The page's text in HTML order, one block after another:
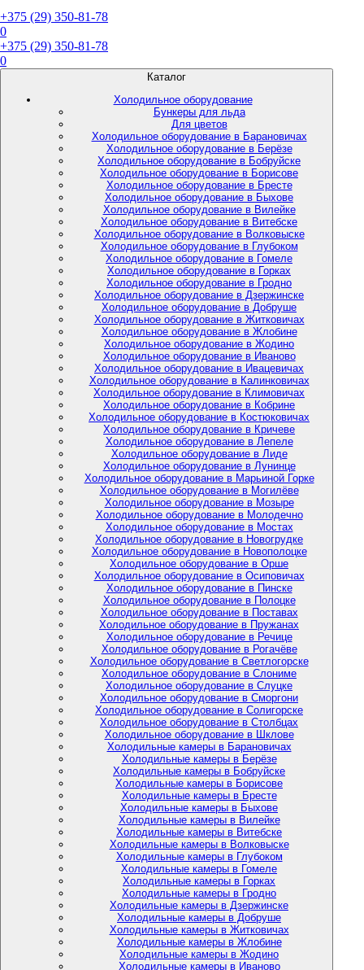
+375 (29) 350-81-78
0
+375 (29) 350-81-78
0
Каталог
Холодильное оборудование
Бункеры для льда
Для цветов
Холодильное оборудование в Барановичах
Холодильное оборудование в Берёзе
Холодильное оборудование в Бобруйске
Холодильное оборудование в Борисове
Холодильное оборудование в Бресте
Холодильное оборудование в Быхове
Холодильное оборудование в Вилейке
Холодильное оборудование в Витебске
Холодильное оборудование в Волковыске
Холодильное оборудование в Глубоком
Холодильное оборудование в Гомеле
Холодильное оборудование в Горках
Холодильное оборудование в Гродно
Холодильное оборудование в Дзержинске
Холодильное оборудование в Добруше
Холодильное оборудование в Житковичах
Холодильное оборудование в Жлобине
Холодильное оборудование в Жодино
Холодильное оборудование в Иваново
Холодильное оборудование в Ивацевичах
Холодильное оборудование в Калинковичах
Холодильное оборудование в Климовичах
Холодильное оборудование в Кобрине
Холодильное оборудование в Костюковичах
Холодильное оборудование в Кричеве
Холодильное оборудование в Лепеле
Холодильное оборудование в Лиде
Холодильное оборудование в Лунинце
Холодильное оборудование в Марьиной Горке
Холодильное оборудование в Могилёве
Холодильное оборудование в Мозыре
Холодильное оборудование в Молодечно
Холодильное оборудование в Мостах
Холодильное оборудование в Новогрудке
Холодильное оборудование в Новополоцке
Холодильное оборудование в Орше
Холодильное оборудование в Осиповичах
Холодильное оборудование в Пинске
Холодильное оборудование в Полоцке
Холодильное оборудование в Поставах
Холодильное оборудование в Пружанах
Холодильное оборудование в Речице
Холодильное оборудование в Рогачёве
Холодильное оборудование в Светлогорске
Холодильное оборудование в Слониме
Холодильное оборудование в Слуцке
Холодильное оборудование в Сморгони
Холодильное оборудование в Солигорске
Холодильное оборудование в Столбцах
Холодильное оборудование в Шклове
Холодильные камеры в Барановичах
Холодильные камеры в Берёзе
Холодильные камеры в Бобруйске
Холодильные камеры в Борисове
Холодильные камеры в Бресте
Холодильные камеры в Быхове
Холодильные камеры в Вилейке
Холодильные камеры в Витебске
Холодильные камеры в Волковыске
Холодильные камеры в Глубоком
Холодильные камеры в Гомеле
Холодильные камеры в Горках
Холодильные камеры в Гродно
Холодильные камеры в Дзержинске
Холодильные камеры в Добруше
Холодильные камеры в Житковичах
Холодильные камеры в Жлобине
Холодильные камеры в Жодино
Холодильные камеры в Иваново